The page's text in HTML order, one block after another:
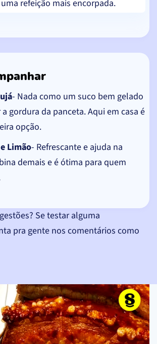
uma refeição mais encorpada.
- Nada como um suco bem gelado
gordura da panceta. Aqui em casa é
opção.
Limão- Refrescante e ajuda na
demais e é ótima para quem
Se testar alguma
pra gente nos comentários como